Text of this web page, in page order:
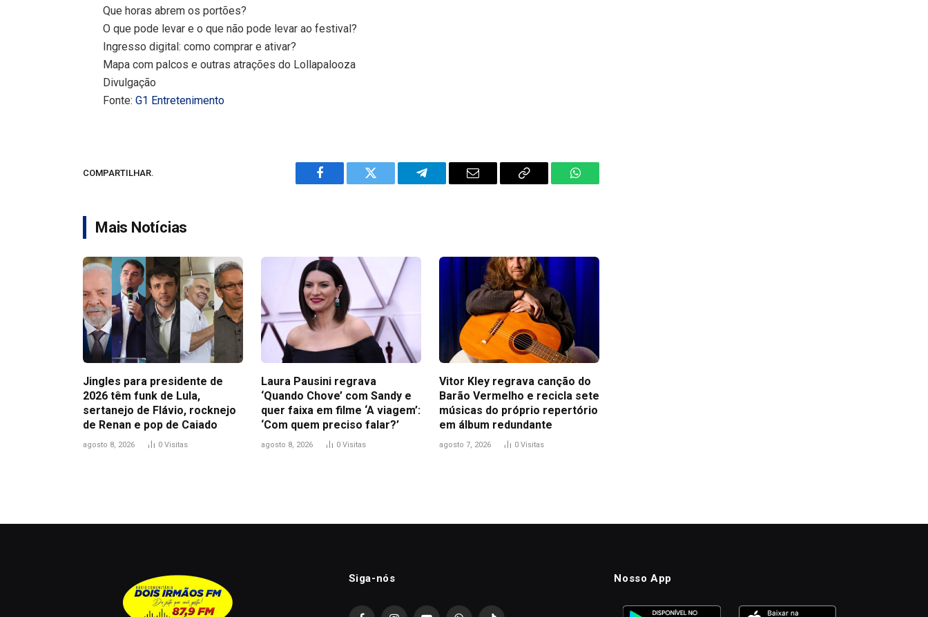
Que horas abrem os portões?
O que pode levar e o que não pode levar ao festival?
Ingresso digital: como comprar e ativar?
Mapa com palcos e outras atrações do Lollapalooza
Divulgação
Fonte:G1 Entretenimento
COMPARTILHAR.
Facebook Twitter Telegram Email
Copy
WhatsApp
Mais Notícias
Jingles para presidente de
2026 têm funk de Lula,
sertanejo de Flávio, rocknejo
de Renan e pop de Caiado
agosto 8, 2026 0 Visitas
Laura Pausini regrava
‘Quando Chove’ com Sandy e
quer faixa em filme ‘A viagem’:
‘Com quem preciso falar?’
agosto 8, 2026 0 Visitas
Vitor Kley regrava canção do
Barão Vermelho e recicla sete
músicas do próprio repertório
em álbum redundante
agosto 7, 2026 0 Visitas
Siga-nós Nosso App